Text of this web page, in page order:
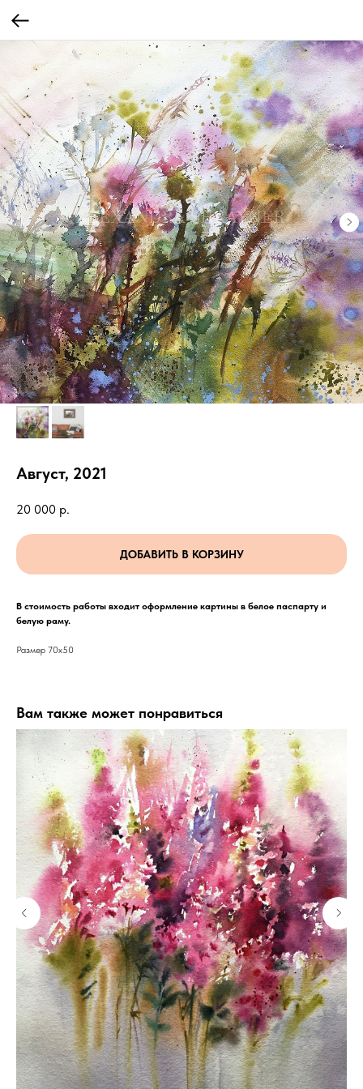
Август, 2021
20 000 р.
ДОБАВИТЬ В КОРЗИНУ
В стоимость работы входит оформление картины в белое паспарту и
белую раму.
Размер 70х50
Вам также может понравиться